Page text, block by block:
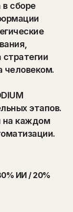
сборе
человеком.
этапов.
на каждом
ИИ / 20%